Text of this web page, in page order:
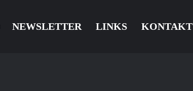
NEWSLETTER LINKS KONTAKT